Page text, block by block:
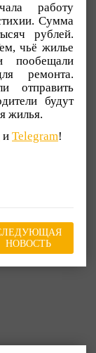
работу
Сумма
рублей.
чьё жилье
пообещали
ремонта.
отправить
будут
жилья.
и Telegram!
НОВОСТЬ